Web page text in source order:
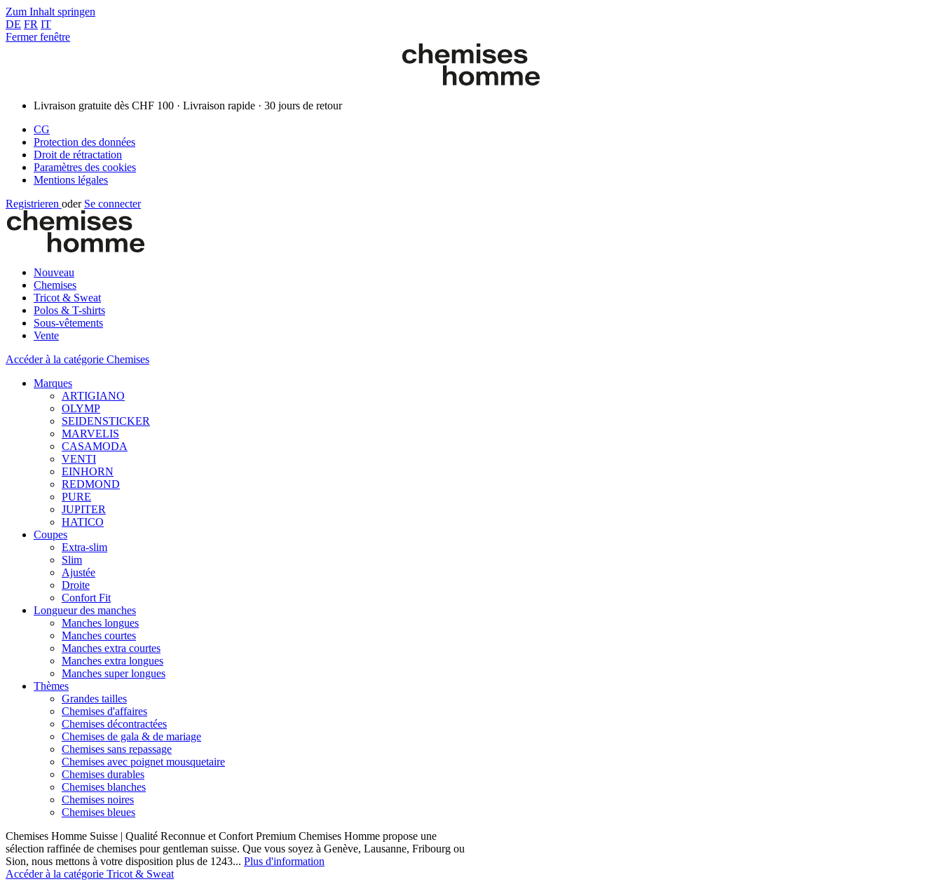
Zum Inhalt springen
DE FR IT
Fermer fenêtre
Livraison gratuite dès CHF 100 · Livraison rapide · 30 jours de retour
CG
Protection des données
Droit de rétractation
Paramètres des cookies
Mentions légales
Registrieren oder Se connecter
Nouveau
Chemises
Tricot & Sweat
Polos & T-shirts
Sous-vêtements
Vente
Accéder à la catégorie Chemises
Marques
ARTIGIANO
OLYMP
SEIDENSTICKER
MARVELIS
CASAMODA
VENTI
EINHORN
REDMOND
PURE
JUPITER
HATICO
Coupes
Extra-slim
Slim
Ajustée
Droite
Confort Fit
Longueur des manches
Manches longues
Manches courtes
Manches extra courtes
Manches extra longues
Manches super longues
Thèmes
Grandes tailles
Chemises d'affaires
Chemises décontractées
Chemises de gala & de mariage
Chemises sans repassage
Chemises avec poignet mousquetaire
Chemises durables
Chemises blanches
Chemises noires
Chemises bleues
Chemises Homme Suisse | Qualité Reconnue et Confort Premium Chemises Homme propose une
sélection raffinée de chemises pour gentleman suisse. Que vous soyez à Genève, Lausanne, Fribourg ou
Sion, nous mettons à votre disposition plus de 1243... Plus d'information
Accéder à la catégorie Tricot & Sweat